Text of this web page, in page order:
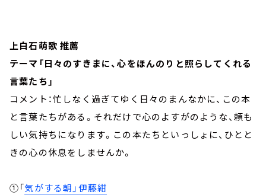
上白石萌歌 推薦
テーマ「日々のすきまに、心をほんのりと照らしてくれる
言葉たち」
コメント：忙しなく過ぎてゆく日々のまんなかに、この本
と言葉たちがある。それだけで心のよすがのような、頼も
しい気持ちになります。この本たちといっしょに、ひとと
きの心の休息をしませんか。
①「気がする朝」伊藤紺